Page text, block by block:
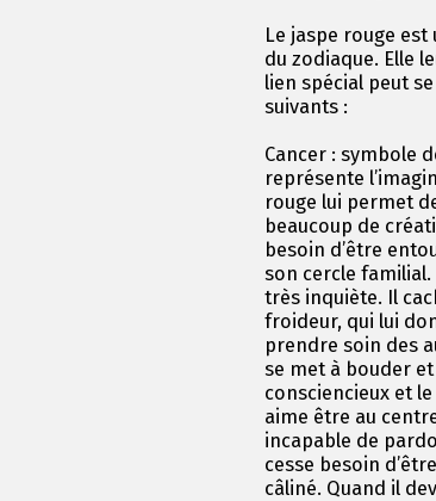
Le jaspe rouge
du zodiaque. Elle
lien spécial peut
suivants :
Cancer : symbole
représente
rouge lui permet
beaucoup de
besoin d’être
son cercle familial.
très inquiète. Il
froideur, qui lui
prendre soin des
se met à bouder et
consciencieux et
aime être au
incapable de
cesse besoin
câliné. Quand il